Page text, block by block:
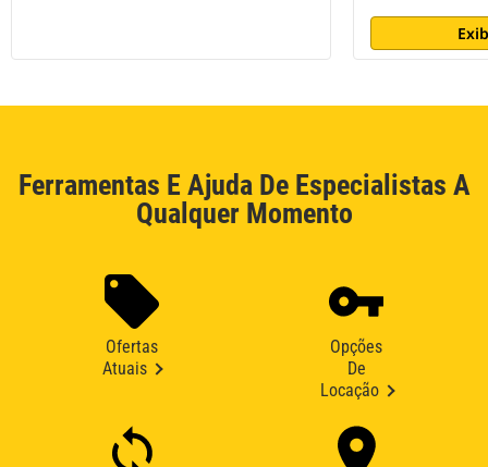
Ferramentas E Ajuda De Especialistas A
Qualquer Momento
Ofertas
Atuais
Opções
De
Locação